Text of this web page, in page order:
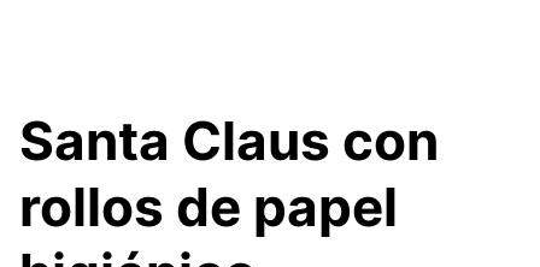
Santa Claus con
rollos de papel